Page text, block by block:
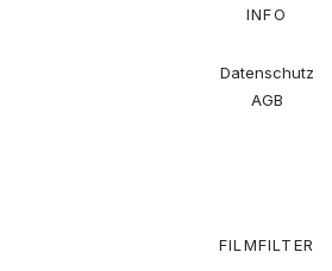
INFO
Datenschutz
AGB
FILMFILTER